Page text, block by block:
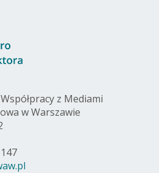
z Mediami
w Warszawie